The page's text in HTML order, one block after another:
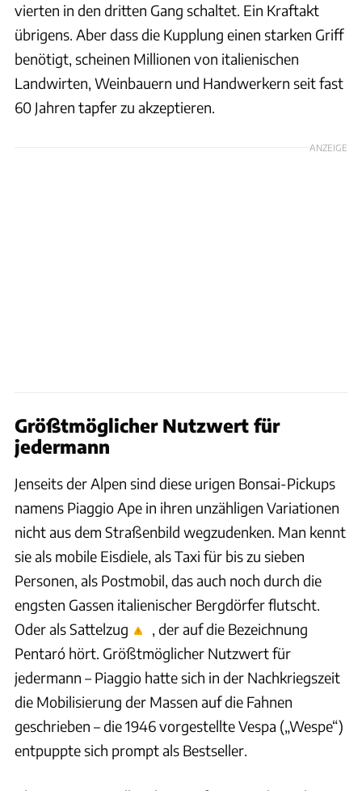
vierten in den dritten Gang schaltet. Ein Kraftakt
übrigens. Aber dass die Kupplung einen starken Griff
benötigt, scheinen Millionen von italienischen
Landwirten, Weinbauern und Handwerkern seit fast
60 Jahren tapfer zu akzeptieren.
ANZEIGE
Größtmöglicher Nutzwert für
jedermann
Jenseits der Alpen sind diese urigen Bonsai-Pickups
namens Piaggio Ape in ihren unzähligen Variationen
nicht aus dem Straßenbild wegzudenken. Man kennt
sie als mobile Eisdiele, als Taxi für bis zu sieben
Personen, als Postmobil, das auch noch durch die
engsten Gassen italienischer Bergdörfer flutscht.
Oder als Sattelzug
, der auf die Bezeichnung
Pentaró hört. Größtmöglicher Nutzwert für
jedermann – Piaggio hatte sich in der Nachkriegszeit
die Mobilisierung der Massen auf die Fahnen
geschrieben – die 1946 vorgestellte Vespa („Wespe“)
entpuppte sich prompt als Bestseller.